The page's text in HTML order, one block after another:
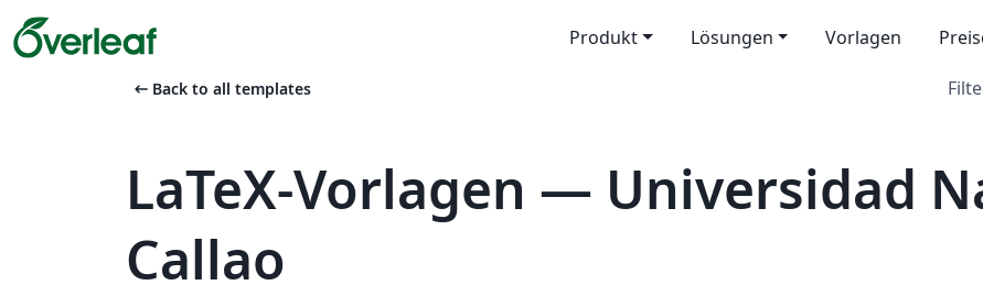
Produkt Lösungen Vorlagen
arrow_left_alt Back to all templates
LaTeX-Vorlagen — Universidad
Callao